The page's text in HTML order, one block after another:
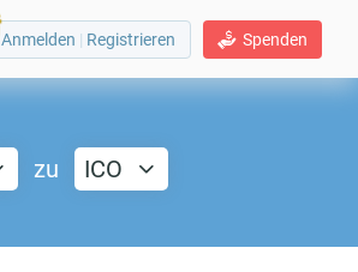
Spenden
Anmelden | Registrieren
zu ICO